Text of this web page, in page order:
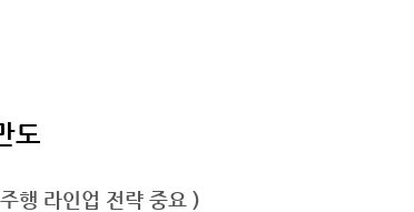
도
행 라인업 전략 중요 )